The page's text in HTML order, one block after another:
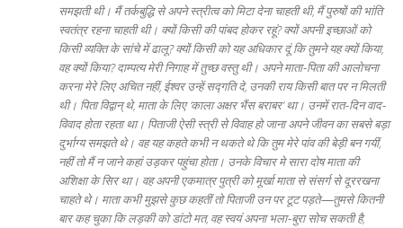
समझती थी। मैं तर्कबुद्धि से अपने स्त्रीत्व को मिटा देना चाहती थी, मैं पुरुषों की भांति
स्वतंत्र रहना चाहती थी। क्यों किसी की पांबद होकर रहूं? क्यों अपनी इच्छाओं को
किसी व्यक्ति के सांचे में ढालू? क्यों किसी को यह अधिकार दूं कि तुमने यह क्यों किया,
वह क्यों किया? दाम्पत्य मेरी निगाह में तुच्छ वस्तु थी। अपने माता-पिता की आलोचना
करना मेरे लिए अचित नहीं, ईश्वर उन्हें सद्गति दे, उनकी राय किसी बात पर न मिलती
थी। पिता विद्वान् थे, माता के लिए ‘काला अक्षर भैंस बराबर’ था। उनमें रात-दिन वाद-
विवाद होता रहता था। पिताजी ऐसी स्त्री से विवाह हो जाना अपने जीवन का सबसे बड़ा
दुर्भाग्य समझते थे। वह यह कहते कभी न थकते थे कि तुम मेरे पांव की बेड़ी बन गयीं,
नहीं तो मैं न जाने कहां उड़कर पहुंचा होता। उनके विचार मे सारा दोष माता की
अशिक्षा के सिर था। वह अपनी एकमात्र पुत्री को मूर्खा माता से संसर्ग से दूररखना
चाहते थे। माता कभी मुझसे कुछ कहतीं तो पिताजी उन पर टूट पड़ते—तुमसे कितनी
बार कह चुका कि लड़की को डांटो मत, वह स्वयं अपना भला-बुरा सोच सकती है,